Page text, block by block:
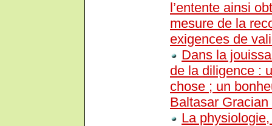
l’entente ainsi
mesure de la
exigences de
Dans la
de la diligence :
chose ; un
Baltasar
La